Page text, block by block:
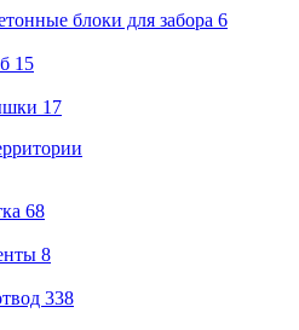
блоки для забора 6
15
17
68
8
338